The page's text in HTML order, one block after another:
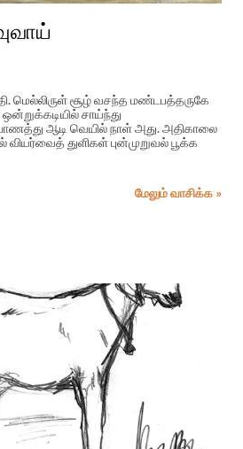
மெல்லிருள் சூழ் வசந்த மண்டபத்தருகே
சாய்ந்து
ஆடி வெயில் நாள் அது. அதிகாலை
துளிகள் புன்முறுவல் பூக்க
மேலும் வாசிக்க »